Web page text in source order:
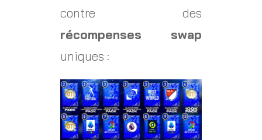
contre des
récompenses swap
uniques :